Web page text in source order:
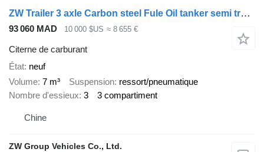
ZW Trailer 3 axle Carbon steel Fule Oil tanker semi trailer for
93 060 MAD 10 000 $US ≈ 8 655 €
Citerne de carburant
État neuf
Volume 7 m³ Suspension ressort/pneumatique
Nombre d'essieux 3 3 compartiment
Chine
ZW Group Vehicles Co., Ltd.